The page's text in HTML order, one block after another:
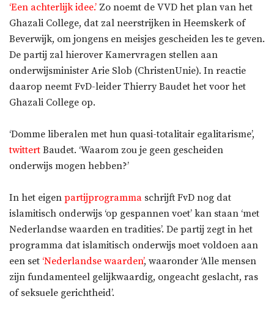
‘Een achterlijk idee.’ Zo noemt de VVD het plan van het
Ghazali College, dat zal neerstrijken in Heemskerk of
Beverwijk, om jongens en meisjes gescheiden les te geven.
De partij zal hierover Kamervragen stellen aan
onderwijsminister Arie Slob (ChristenUnie). In reactie
daarop neemt FvD-leider Thierry Baudet het voor het
Ghazali College op.
‘Domme liberalen met hun quasi-totalitair egalitarisme’,
twittert Baudet. ‘Waarom zou je geen gescheiden
onderwijs mogen hebben?’
In het eigen partijprogramma schrijft FvD nog dat
islamitisch onderwijs ‘op gespannen voet’ kan staan ‘met
Nederlandse waarden en tradities’. De partij zegt in het
programma dat islamitisch onderwijs moet voldoen aan
een set ‘Nederlandse waarden’, waaronder ‘Alle mensen
zijn fundamenteel gelijkwaardig, ongeacht geslacht, ras
of seksuele gerichtheid’.